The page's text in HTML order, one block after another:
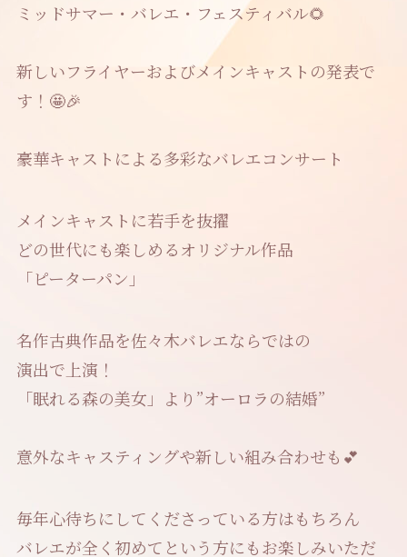
ミッドサマー・バレエ・フェスティバル🌻
新しいフライヤーおよびメインキャストの発表で
す！🤩🎉
豪華キャストによる多彩なバレエコンサート
メインキャストに若手を抜擢
どの世代にも楽しめるオリジナル作品
「ピーターパン」
名作古典作品を佐々木バレエならではの
演出で上演！
「眠れる森の美女」より”オーロラの結婚”
意外なキャスティングや新しい組み合わせも💕
毎年心待ちにしてくださっている方はもちろん
バレエが全く初めてという方にもお楽しみいただ